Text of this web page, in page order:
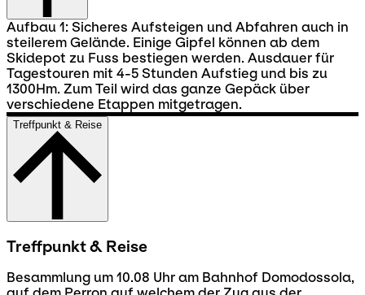
Aufbau 1: Sicheres Aufsteigen und Abfahren auch in
steilerem Gelände. Einige Gipfel können ab dem
Skidepot zu Fuss bestiegen werden. Ausdauer für
Tagestouren mit 4-5 Stunden Aufstieg und bis zu
1300Hm. Zum Teil wird das ganze Gepäck über
verschiedene Etappen mitgetragen.
Treffpunkt & Reise
Treffpunkt & Reise
Besammlung um 10.08 Uhr am Bahnhof Domodossola,